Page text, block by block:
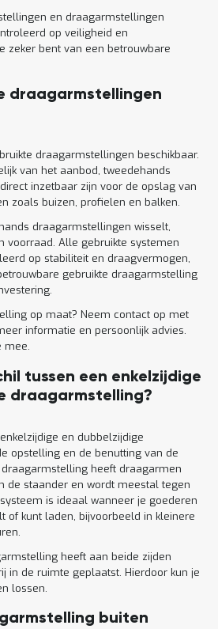
en draagarmstellingen
op veiligheid en
zeker bent van een betrouwbare
draagarmstellingen
draagarmstellingen beschikbaar.
van het aanbod, tweedehands
inzetbaar zijn voor de opslag van
zoals buizen, profielen en balken.
draagarmstellingen wisselt,
voorraad. Alle gebruikte systemen
op stabiliteit en draagvermogen,
gebruikte draagarmstelling
op maat? Neem contact op met
informatie en persoonlijk advies.
mee.
tussen een enkelzijdige
draagarmstelling?
en dubbelzijdige
opstelling en de benutting van de
heeft draagarmen
de staander en wordt meestal tegen
is ideaal wanneer je goederen
of kunt laden, bijvoorbeeld in kleinere
heeft aan beide zijden
in de ruimte geplaatst. Hierdoor kun je
lossen.
buiten